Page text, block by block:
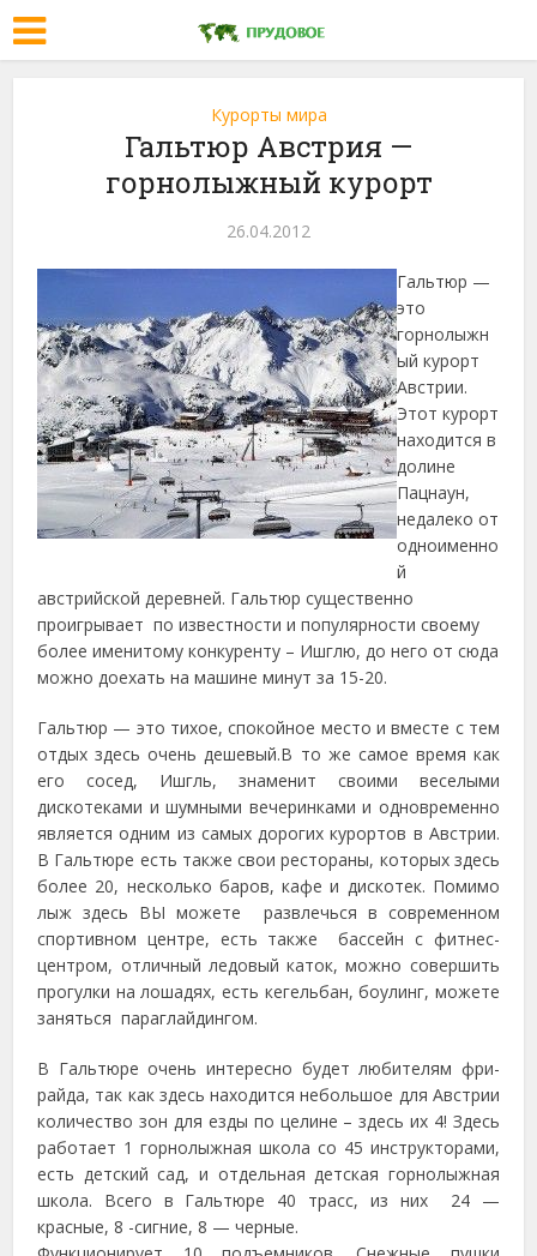
Курорты мира
Гальтюр Австрия —
горнолыжный курорт
26.04.2012
Гальтюр —
это
горнолыжн
ый курорт
Австрии.
Этот курорт
находится в
долине
Пацнаун,
недалеко от
одноименно
й
австрийской деревней. Гальтюр существенно
проигрывает по известности и популярности своему
болееименитому конкуренту – Ишглю, до него от сюда
можно доехать на машине минут за 15-20.
Гальтюр — это тихое, спокойное место и вместе с тем
отдых здесь очень дешевый.В то же самое время как
его сосед, Ишгль, знаменит своими веселыми
дискотеками и шумными вечеринками и одновременно
является одним из самых дорогих курортов в Австрии.
В Гальтюре есть также свои рестораны, которых здесь
более 20, несколько баров, кафе и дискотек. Помимо
лыж здесь ВЫ можете развлечься в современном
спортивном центре, есть также бассейн с фитнес-
центром, отличный ледовый каток, можно совершить
прогулки на лошадях, есть кегельбан, боулинг, можете
заняться параглайдингом.
В Гальтюре очень интересно будет любителям фри-
райда, так как здесь находится небольшое для Австрии
количество зон для езды по целине – здесь их 4! Здесь
работает 1 горнолыжная школа со 45 инструкторами,
есть детский сад, и отдельная детская горнолыжная
школа. Всего в Гальтюре 40 трасс, из них 24 —
красные, 8 -сигние, 8 — черные.